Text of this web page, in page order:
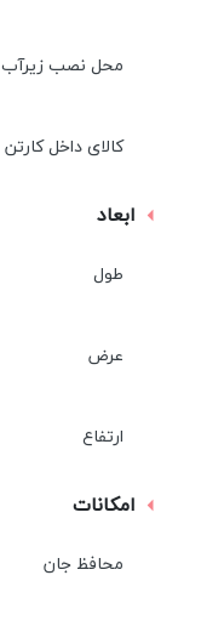
محل نصب زيرآب
کالای داخل کارتن
ابعاد
طول
عرض
ارتفاع
امکانات
محافظ جان